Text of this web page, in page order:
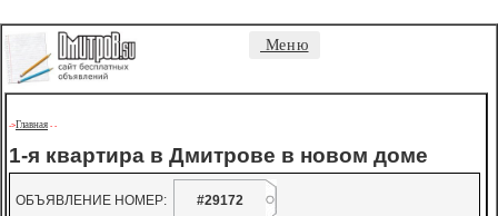
Меню
->Главная - -
1-я квартира в Дмитрове в новом доме
ОБЪЯВЛЕНИЕ НОМЕР:
#29172